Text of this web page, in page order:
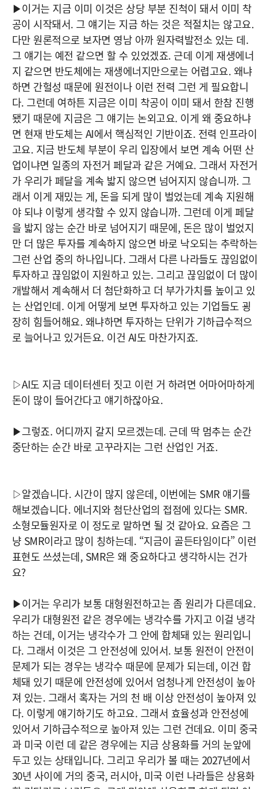
▶이거는 지금 이미 이것은 상당 부분 진척이 돼서 이미 착
공이 시작돼서. 그 얘기는 지금 하는 것은 적절치는 않고요.
다만 원론적으로 보자면 영남 아까 원자력발전소 있는 데.
그 얘기는 예전 같으면 할 수 있었겠죠. 근데 이게 재생에너
지 같으면 반도체에는 재생에너지만으로는 어렵고요. 왜냐
하면 간헐성 때문에 원전이나 이런 전력 그런 게 필요합니
다. 그런데 여하튼 지금은 이미 착공이 이미 돼서 한참 진행
됐기 때문에 지금은 그 얘기는 논외고요. 이게 왜 중요하냐
면 현재 반도체는 AI에서 핵심적인 기반이죠. 전력 인프라이
고요. 지금 반도체 부분이 우리 입장에서 보면 계속 어떤 산
업이냐면 일종의 자전거 페달과 같은 거예요. 그래서 자전거
가 우리가 페달을 계속 밟지 않으면 넘어지지 않습니까. 그
래서 이게 재밌는 게, 돈을 되게 많이 벌었는데 계속 지원해
야 되냐 이렇게 생각할 수 있지 않습니까. 그런데 이게 페달
을 밟지 않는 순간 바로 넘어지기 때문에, 돈은 많이 벌었지
만 더 많은 투자를 계속하지 않으면 바로 낙오되는 추락하는
그런 산업 중의 하나입니다. 그래서 다른 나라들도 끊임없이
투자하고 끊임없이 지원하고 있는. 그리고 끊임없이 더 많이
개발해서 계속해서 더 첨단화하고 더 부가가치를 높이고 있
는 산업인데. 이게 어떻게 보면 투자하고 있는 기업들도 굉
장히 힘들어해요. 왜냐하면 투자하는 단위가 기하급수적으
로 늘어나고 있거든요. 이건 AI도 마찬가지죠.
▷AI도 지금 데이터센터 짓고 이런 거 하려면 어마어마하게
돈이 많이 들어간다고 얘기하잖아요.
▶그렇죠. 어디까지 갈지 모르겠는데. 근데 딱 멈추는 순간
중단하는 순간 바로 고꾸라지는 그런 산업인 거죠.
▷알겠습니다. 시간이 많지 않은데, 이번에는 SMR 얘기를
해보겠습니다. 에너지와 첨단산업의 접점에 있다는 SMR.
소형모듈원자로 이 정도로 말하면 될 것 같아요. 요즘은 그
냥 SMR이라고 많이 칭하는데. “지금이 골든타임이다” 이런
표현도 쓰셨는데, SMR은 왜 중요하다고 생각하시는 건가
요?
▶이거는 우리가 보통 대형원전하고는 좀 원리가 다른데요.
우리가 대형원전 같은 경우에는 냉각수를 가지고 이걸 냉각
하는 건데, 이거는 냉각수가 그 안에 합체돼 있는 원리입니
다. 그래서 이것은 그 안전성에 있어서. 보통 원전이 안전이
문제가 되는 경우는 냉각수 때문에 문제가 되는데, 이건 합
체돼 있기 때문에 안전성에 있어서 엄청나게 안전성이 높아
져 있는. 그래서 혹자는 거의 천 배 이상 안전성이 높아져 있
다. 이렇게 얘기하기도 하고요. 그래서 효율성과 안전성에
있어서 기하급수적으로 높아져 있는 그런 건데요. 이미 중국
과 미국 이런 데 같은 경우에는 지금 상용화를 거의 눈앞에
두고 있는 상태입니다. 그리고 우리가 볼 때는 2027년에서
30년 사이에 거의 중국, 러시아, 미국 이런 나라들은 상용화